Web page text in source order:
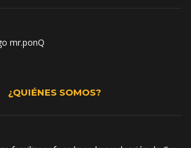
¿QUIÉNES SOMOS?